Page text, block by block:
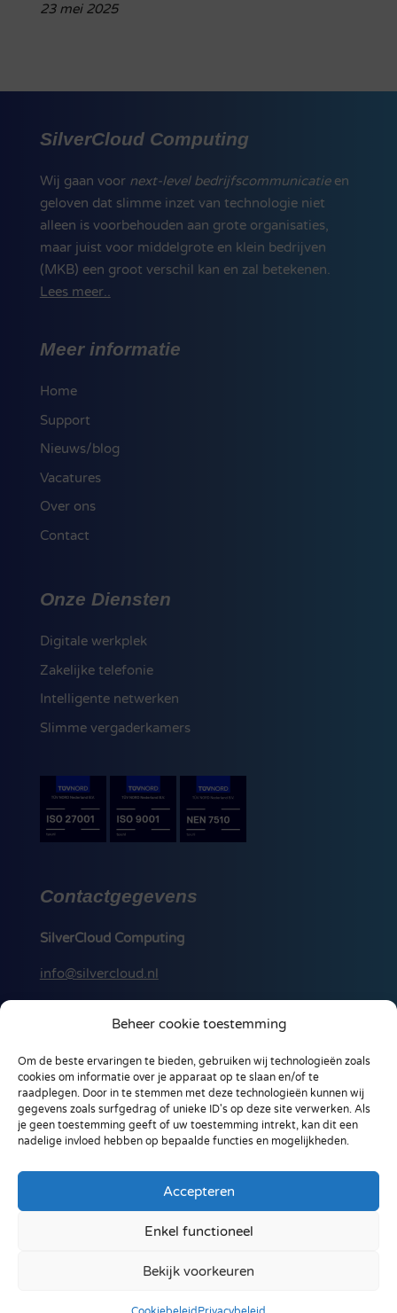
Beheer cookie toestemming
Om de beste ervaringen te bieden, gebruiken wij technologieën zoals
cookies om informatie over je apparaat op te slaan en/of te
raadplegen. Door in te stemmen met deze technologieën kunnen wij
gegevens zoals surfgedrag of unieke ID's op deze site verwerken. Als
je geen toestemming geeft of uw toestemming intrekt, kan dit een
nadelige invloed hebben op bepaalde functies en mogelijkheden.
Accepteren
Enkel functioneel
Bekijk voorkeuren
23 mei 2025
SilverCloud Computing
Wij gaan voor next-level bedrijfscommunicatie en
geloven dat slimme inzet van technologie niet
alleen is voorbehouden aan grote organisaties,
maar juist voor middelgrote en klein bedrijven
(MKB) een groot verschil kan en zal betekenen.
Lees meer..
Meer informatie
Home
Support
Nieuws/blog
Vacatures
Over ons
Contact
Onze Diensten
Digitale werkplek
Zakelijke telefonie
Intelligente netwerken
Slimme vergaderkamers
Contactgegevens
SilverCloud Computing
info@silvercloud.nl
3861 NB, Nijkerk
Nederland
Privacybeleid
Cookiebeleid (EU)
Toegankelijkheidsverklaring